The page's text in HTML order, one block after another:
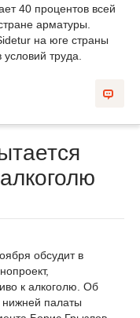
40 процентов всей
арматуры.
на юге страны
труда.
обсудит в
к алкоголю. Об
нижней палаты